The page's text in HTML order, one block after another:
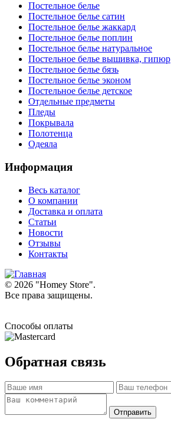
Постельное белье
Постельное белье сатин
Постельное белье жаккард
Постельное белье поплин
Постельное белье натуральное
Постельное белье вышивка, гипюр
Постельное белье бязь
Постельное белье эконом
Постельное белье детское
Отдельные предметы
Пледы
Покрывала
Полотенца
Одеяла
Информация
Весь каталог
О компании
Доставка и оплата
Статьи
Новости
Отзывы
Контакты
© 2026 "Homey Store".
Все права защищены.
Способы оплаты
Обратная связь